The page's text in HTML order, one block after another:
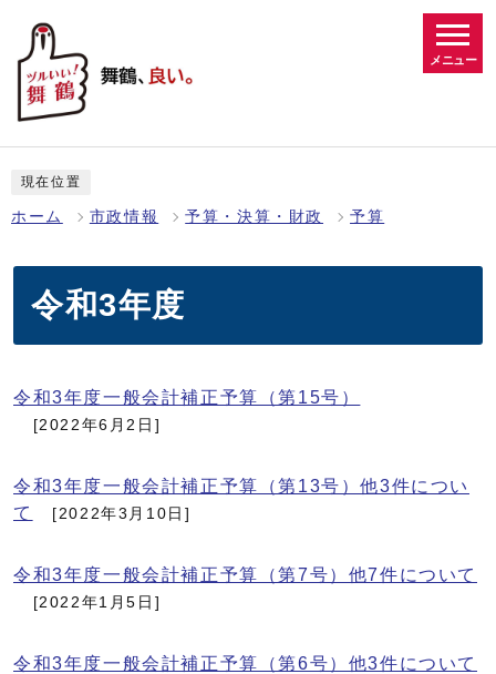
メニュー
現在位置
ホーム 市政情報 予算・決算・財政 予算
令和3年度
令和3年度一般会計補正予算（第15号）
[2022年6月2日]
令和3年度一般会計補正予算（第13号）他3件につい
て
[2022年3月10日]
令和3年度一般会計補正予算（第7号）他7件について
[2022年1月5日]
令和3年度一般会計補正予算（第6号）他3件について